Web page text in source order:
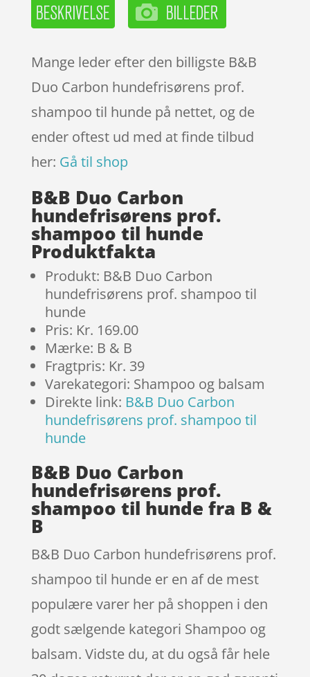
Mange leder efter den billigste B&B
Duo Carbon hundefrisørens prof.
shampoo til hunde på nettet, og de
ender oftest ud med at finde tilbud
her: Gå til shop
B&B Duo Carbon
hundefrisørens prof.
shampoo til hunde
Produktfakta
Produkt: B&B Duo Carbon
hundefrisørens prof. shampoo til
hunde
Pris: Kr. 169.00
Mærke: B & B
Fragtpris: Kr. 39
Varekategori: Shampoo og balsam
Direkte link: B&B Duo Carbon
hundefrisørens prof. shampoo til
hunde
B&B Duo Carbon
hundefrisørens prof.
shampoo til hunde fra B &
B
B&B Duo Carbon hundefrisørens prof.
shampoo til hunde er en af de mest
populære varer her på shoppen i den
godt sælgende kategori Shampoo og
balsam. Vidste du, at du også får hele